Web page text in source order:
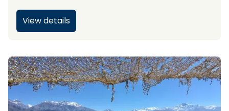
View details